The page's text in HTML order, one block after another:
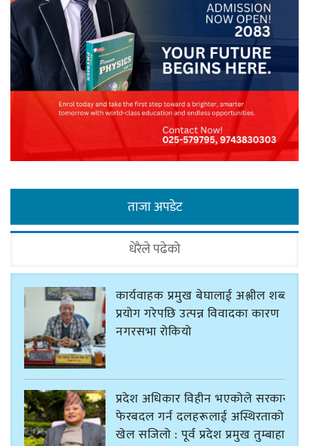
ताजा अपडेट
धेरैले पढेको
कार्यवाहक प्रमुख बेघालाई अश्लील शब्द
प्रयोग गरेपछि उत्पन्न विवादका कारण
नगरसभा रोकियो
प्रदेश अधिकार विहीन भएकोले सरकार
फेरबदल गर्न दलहरूलाई अस्थिरताको
खेल सजिलो : पूर्व प्रदेश प्रमुख तुम्बाहाङ